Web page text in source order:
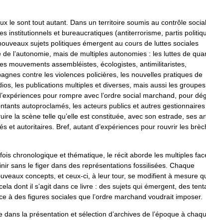
le sont tout autant. Dans un territoire soumis au contrôle
institutionnels et bureaucratiques (antiterrorisme, partis
sujets politiques émergent au cours de luttes sociales
l’autonomie, mais de multiples autonomies : les luttes de
mouvements assembléistes, écologistes, antimilitaristes,
contre les violences policières, les nouvelles pratiques de
les publications multiples et diverses, mais aussi les groupes
pour rompre avec l’ordre social marchand, pour
autoproclamés, les acteurs publics et autres
la scène telle qu’elle est constituée, avec son estrade, ses
et autoritaires. Bref, autant d’expériences pour rouvrir les
chronologique et thématique, le récit aborde les multiples
sans le figer dans des représentations fossilisées. Chaque
concepts, et ceux-ci, à leur tour, se modifient à mesure
dont il s’agit dans ce livre : des sujets qui émergent, des
à des figures sociales que l’ordre marchand voudrait imposer.
dans la présentation et sélection d’archives de l’époque à